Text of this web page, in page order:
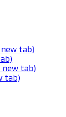
new tab)
new tab)
tab)